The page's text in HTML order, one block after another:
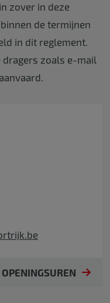
zover in deze
de termijnen
in dit reglement.
dragers zoals e-mail